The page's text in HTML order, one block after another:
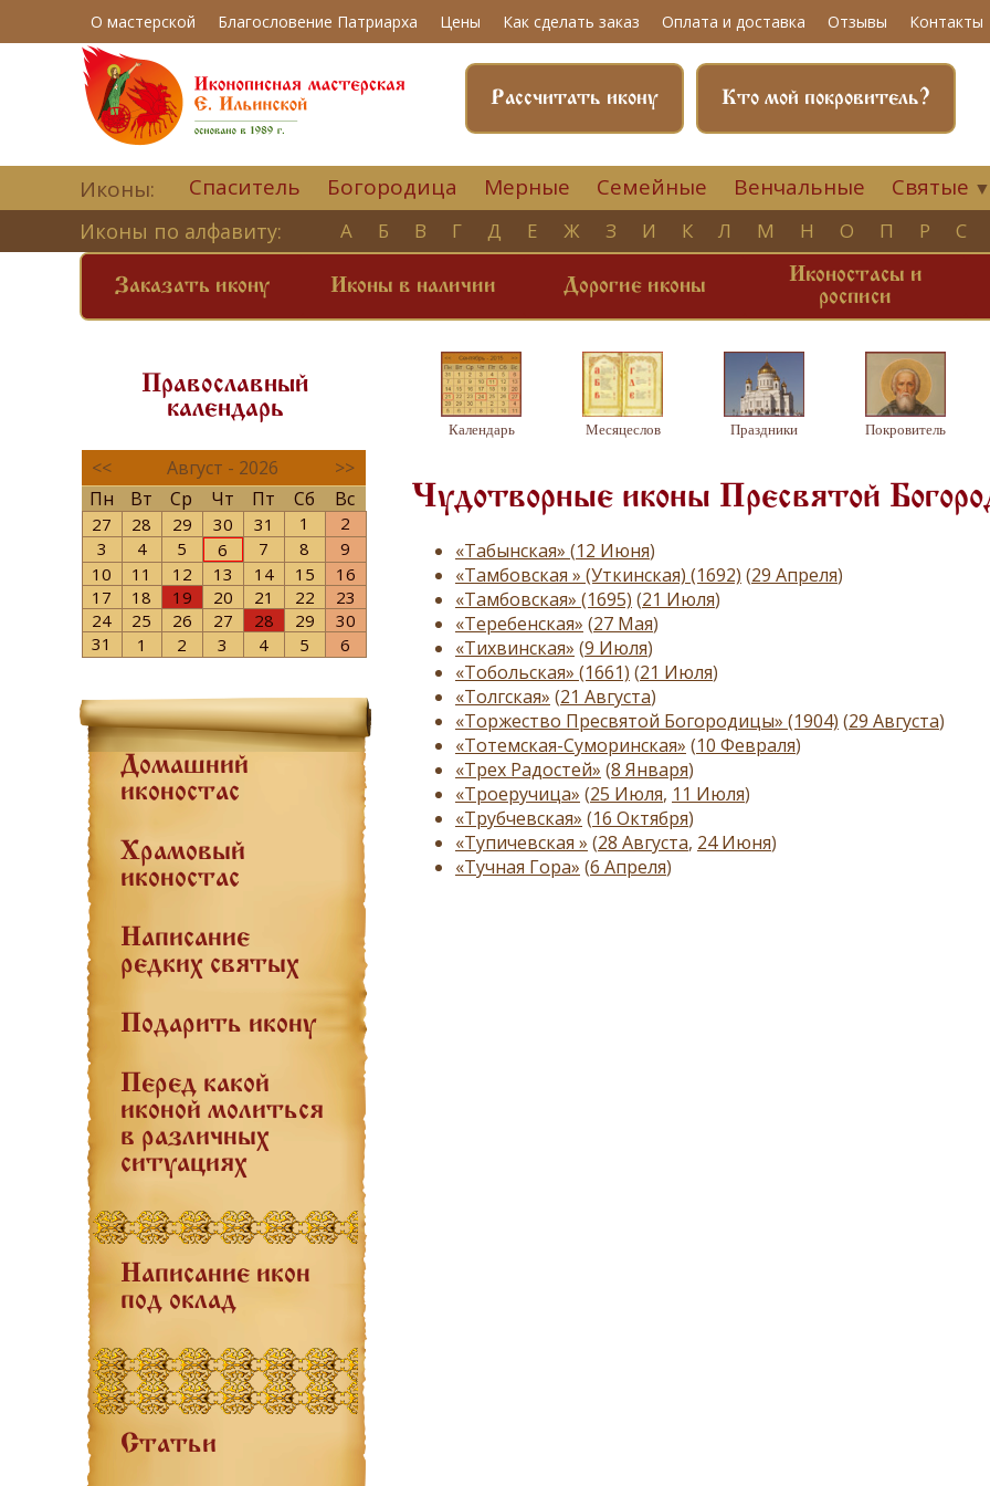
О мастерской Благословение Патриарха Цены Как сделать заказ Оплата и доставка Отзывы Контакты
Кто мой покровитель?
Рассчитать икону
Иконы: Спаситель Богородица Мерные Семейные Венчальные Святые ▼
Иконы по алфавиту: А Б В Г Д Е Ж З И К Л М Н О П Р С
Заказать икону Иконы в наличии Дорогие иконы
Иконостасы и
росписи
Православный
календарь
<< Август - 2026
>>
Пн
Вт Ср Чт Пт Сб Вс
27 28 29 30 31 1
2
3
4 5 6 7 8
9
10
11 12 13 14 15
16
17
18 19 20 21 22
23
24
25 26 27 28 29
30
31
1 2 3 4 5 6
Домашний
иконостас
Храмовый
иконостас
Написание
редких святых
Подарить икону
Перед какой
иконой молиться
в различных
ситуациях
Написание икон
под оклад
Статьи
Календарь Месяцеслов Праздники Покровитель
Чудотворные иконы Пресвятой
«Табынская» (12 Июня)
«Тамбовская » (Уткинская) (1692) (29 Апреля)
«Тамбовская» (1695) (21 Июля)
«Теребенская» (27 Мая)
«Тихвинская» (9 Июля)
«Тобольская» (1661) (21 Июля)
«Толгская» (21 Августа)
«Торжество Пресвятой Богородицы» (1904) (29 Августа)
«Тотемская-Суморинская» (10 Февраля)
«Трех Радостей» (8 Января)
«Троеручица» (25 Июля, 11 Июля)
«Трубчевская» (16 Октября)
«Тупичевская » (28 Августа, 24 Июня)
«Тучная Гора» (6 Апреля)